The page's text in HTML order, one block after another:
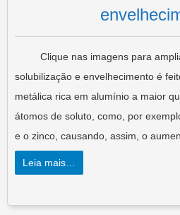
Clique nas imagens para
solubilização e envelhecimento é
metálica rica em alumínio a maior
átomos de soluto, como, por
e o zinco, causando, assim, o
Leia mais…